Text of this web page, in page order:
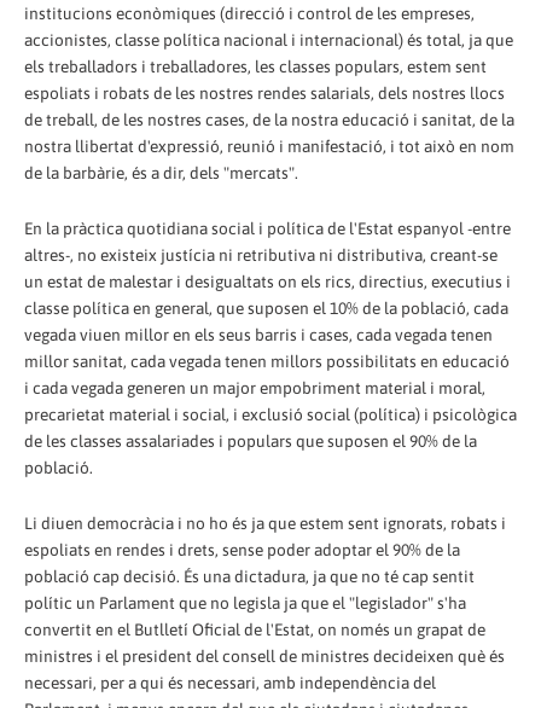
institucions econòmiques (direcció i control de les empreses,
accionistes, classe política nacional i internacional) és total, ja que
els treballadors i treballadores, les classes populars, estem sent
espoliats i robats de les nostres rendes salarials, dels nostres llocs
de treball, de les nostres cases, de la nostra educació i sanitat, de la
nostra llibertat d'expressió, reunió i manifestació, i tot això en nom
de la barbàrie, és a dir, dels "mercats".
En la pràctica quotidiana social i política de l'Estat espanyol -entre
altres-, no existeix justícia ni retributiva ni distributiva, creant-se
un estat de malestar i desigualtats on els rics, directius, executius i
classe política en general, que suposen el 10% de la població, cada
vegada viuen millor en els seus barris i cases, cada vegada tenen
millor sanitat, cada vegada tenen millors possibilitats en educació
i cada vegada generen un major empobriment material i moral,
precarietat material i social, i exclusió social (política) i psicològica
de les classes assalariades i populars que suposen el 90% de la
població.
Li diuen democràcia i no ho és ja que estem sent ignorats, robats i
espoliats en rendes i drets, sense poder adoptar el 90% de la
població cap decisió. És una dictadura, ja que no té cap sentit
polític un Parlament que no legisla ja que el "legislador" s'ha
convertit en el Butlletí Oficial de l'Estat, on només un grapat de
ministres i el president del consell de ministres decideixen què és
necessari, per a qui és necessari, amb independència del